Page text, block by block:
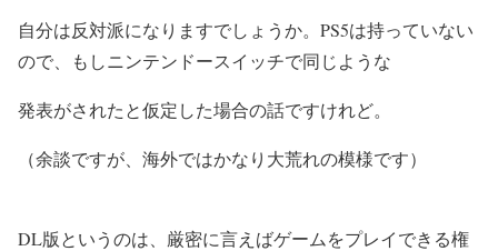
自分は反対派になりますでしょうか。PS5は持っていない
ので、もしニンテンドースイッチで同じような
発表がされたと仮定した場合の話ですけれど。
（余談ですが、海外ではかなり大荒れの模様です）
DL版というのは、厳密に言えばゲームをプレイできる権